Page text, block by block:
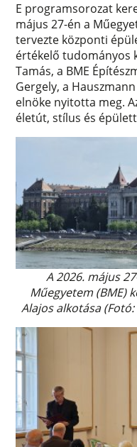
E programsorozat
május 27-én a
tervezte központi
értékelő tudományos
Tamás, a BME
Gergely, a
elnöke nyitotta meg.
életút, stílus és
A 2026. május
Műegyetem (BME)
Alajos alkotása